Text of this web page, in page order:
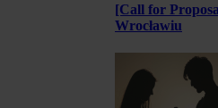
[Call for
Wrocławiu